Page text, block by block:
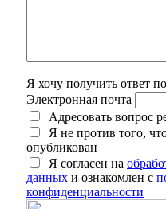
Я хочу получить ответ по
Электронная почта
Адресовать вопрос
Я не против того,
опубликован
Я согласен на
данных и ознакомлен с
конфиденциальности